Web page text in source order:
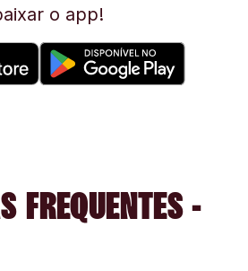
o app!
FREQUENTES -